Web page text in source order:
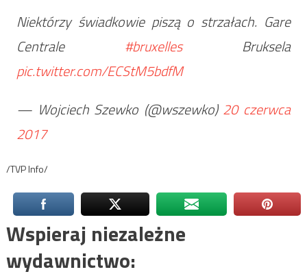
Niektórzy świadkowie piszą o strzałach. Gare
Centrale #bruxellesBruksela
pic.twitter.com/ECStM5bdfM
— Wojciech Szewko (@wszewko) 20 czerwca
2017
/TVP Info/
Wspieraj niezależne
wydawnictwo: